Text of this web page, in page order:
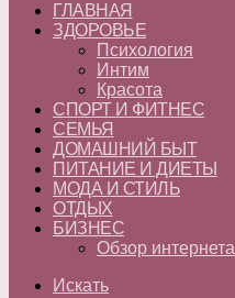
ГЛАВНАЯ
ЗДОРОВЬЕ
Психология
Интим
Красота
СПОРТ И ФИТНЕС
СЕМЬЯ
ДОМАШНИЙ БЫТ
ПИТАНИЕ И ДИЕТЫ
МОДА И СТИЛЬ
ОТДЫХ
БИЗНЕС
Обзор интернета
Искать